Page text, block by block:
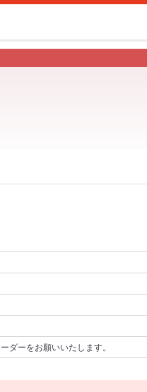
ダーをお願いいたします。